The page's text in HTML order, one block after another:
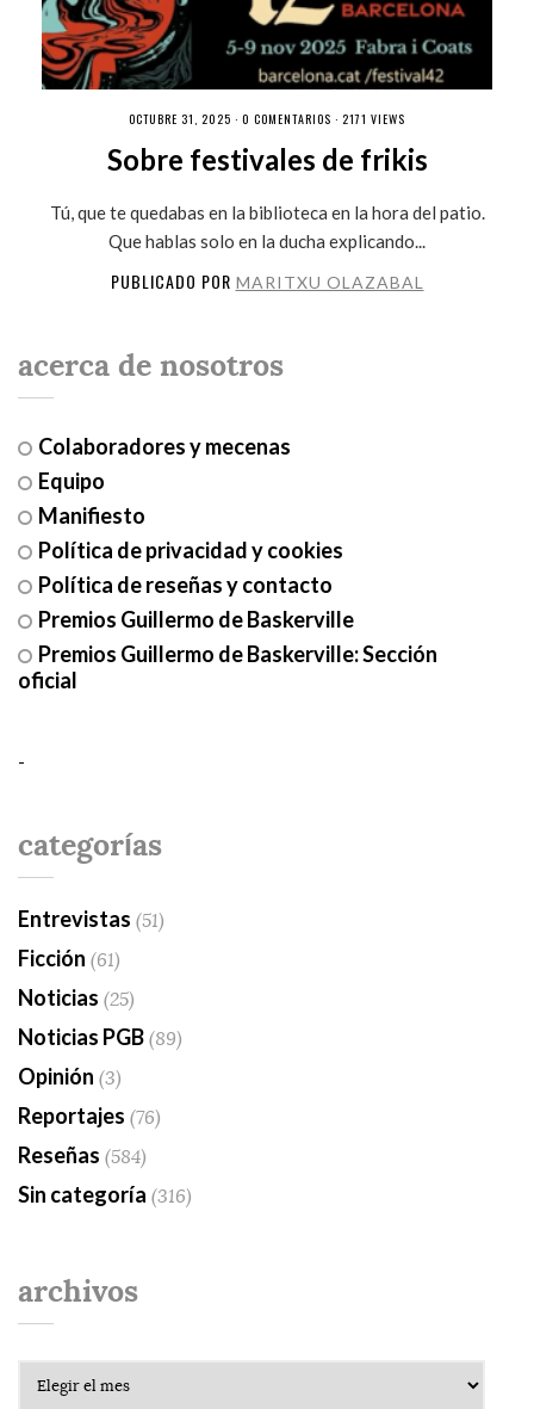
OCTUBRE 31, 2025 · 0 COMENTARIOS · 2171 VIEWS
Sobre festivales de frikis
Tú, que te quedabas en la biblioteca en la hora del patio.
Que hablas solo en la ducha explicando...
PUBLICADO POR MARITXU OLAZABAL
acerca de nosotros
Colaboradores y mecenas
Equipo
Manifiesto
Política de privacidad y cookies
Política de reseñas y contacto
Premios Guillermo de Baskerville
Premios Guillermo de Baskerville: Sección
oficial
-
categorías
Entrevistas (51)
Ficción (61)
Noticias (25)
Noticias PGB(89)
Opinión (3)
Reportajes (76)
Reseñas (584)
Sin categoría (316)
archivos